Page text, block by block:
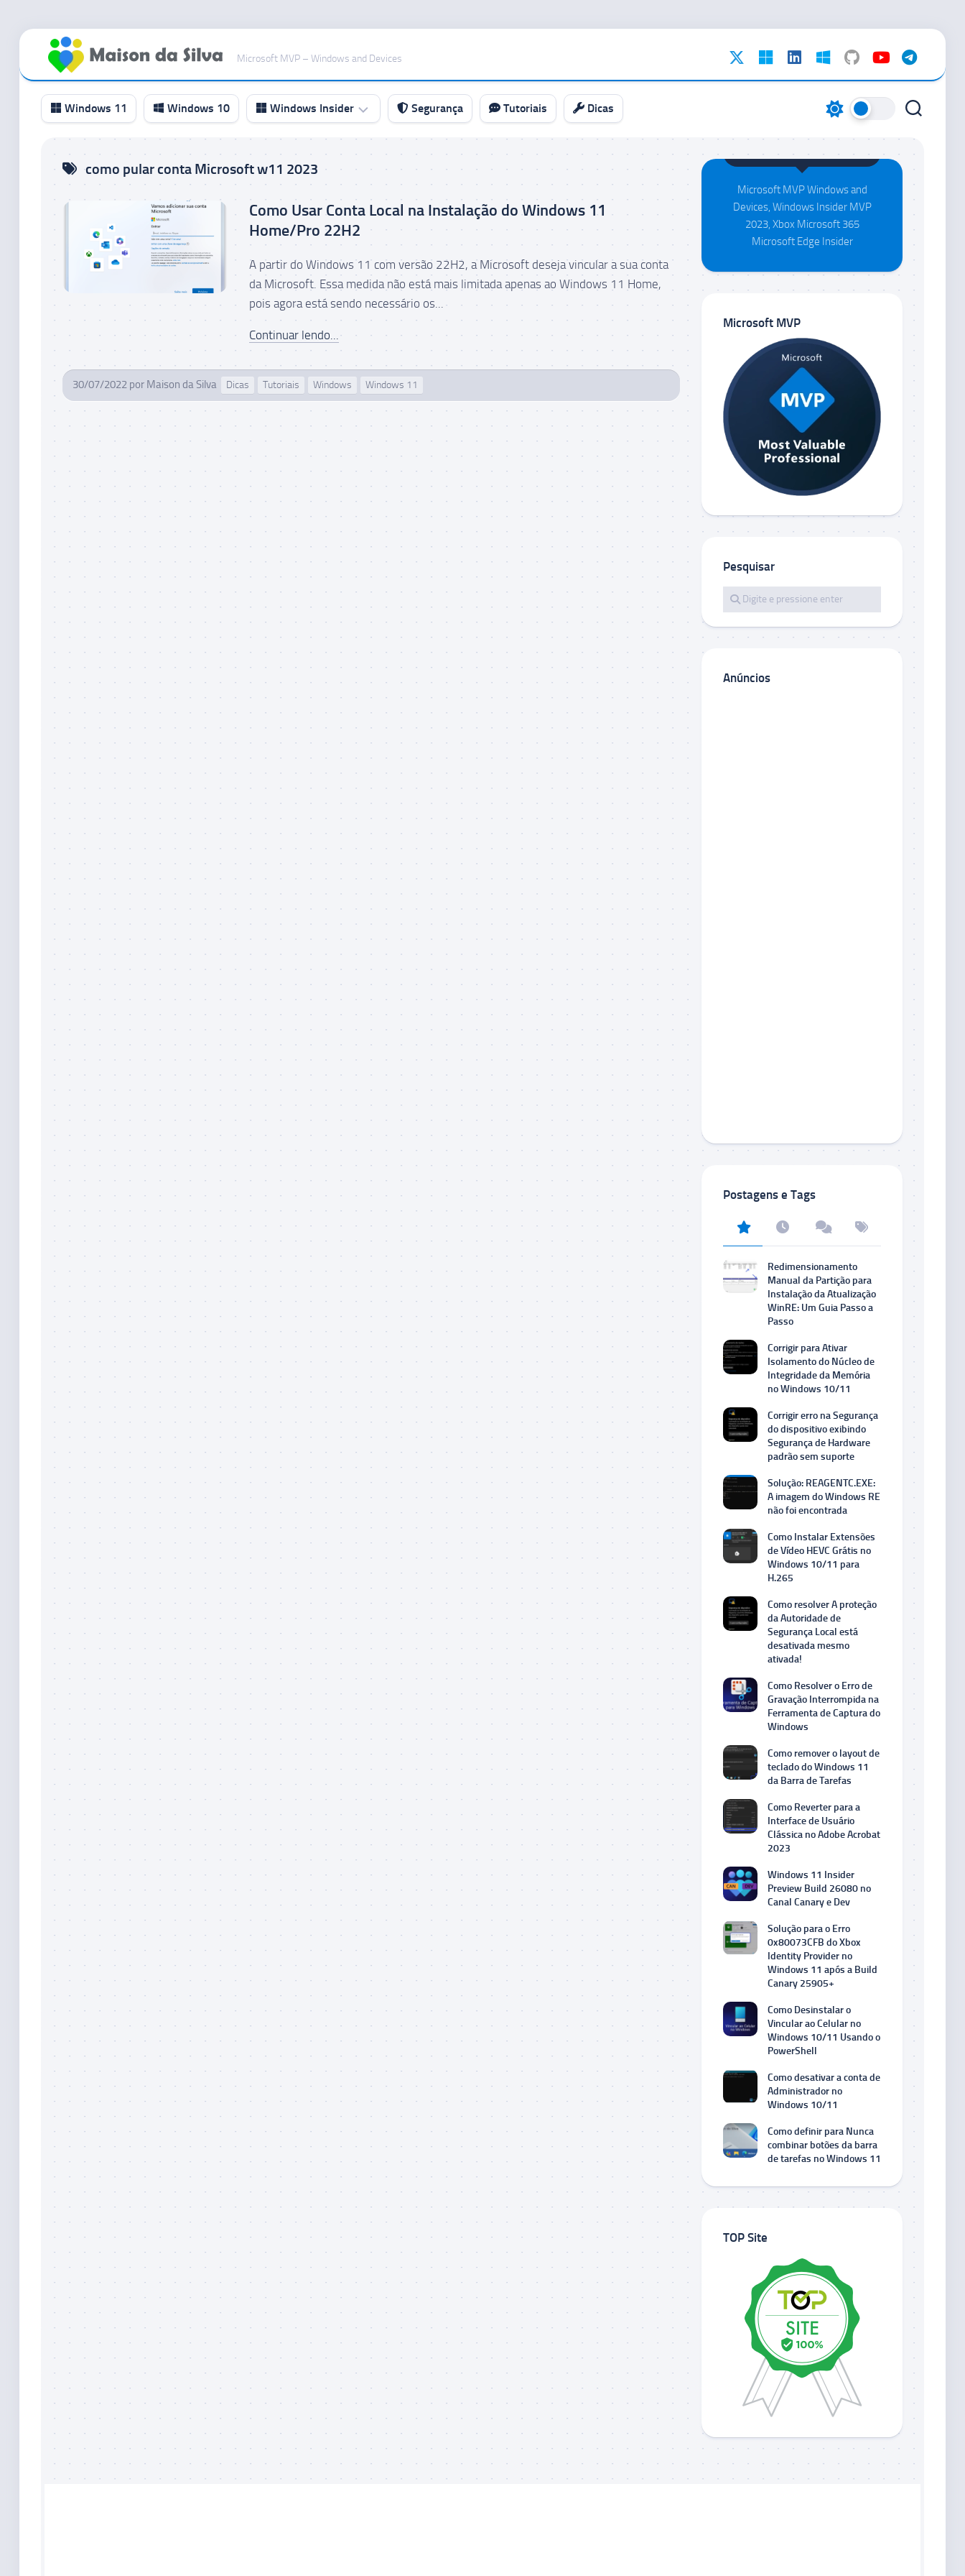
conteúdo
Microsoft MVP – Windows and Devices
Windows 11 Windows 10 Windows Insider
RP
Canal
Beta
Canal
Canal
Canary
Segurança Tutoriais Dicas
como pular conta Microsoft w11 2023
Como Usar Conta Local na Instalação do Windows 11
Home/Pro 22H2
A partir do Windows 11 com versão 22H2, a Microsoft deseja vincular a sua conta
da Microsoft. Essa medida não está mais limitada apenas ao Windows 11 Home,
pois agora está sendo necessário os...
Continuar lendo...
30/07/2022 por Maison da Silva Dicas Tutoriais Windows Windows 11
Maison da Silva
Microsoft MVP Windows and
Devices, Windows Insider MVP
2023, Xbox Microsoft 365
Microsoft Edge Insider
Microsoft MVP
Pesquisar
Anúncios
Postagens e Tags
Redimensionamento
Manual da Partição para
Instalação da Atualização
WinRE: Um Guia Passo a
Passo
Corrigir para Ativar
Isolamento do Núcleo de
Integridade da Memória
no Windows 10/11
Corrigir erro na Segurança
do dispositivo exibindo
Segurança de Hardware
padrão sem suporte
Solução: REAGENTC.EXE:
A imagem do Windows RE
não foi encontrada
Como Instalar Extensões
de Vídeo HEVC Grátis no
Windows 10/11 para
H.265
Como resolver A proteção
da Autoridade de
Segurança Local está
desativada mesmo
ativada!
Como Resolver o Erro de
Gravação Interrompida na
Ferramenta de Captura do
Windows
Como remover o layout de
teclado do Windows 11
da Barra de Tarefas
Como Reverter para a
Interface de Usuário
Clássica no Adobe Acrobat
2023
Windows 11 Insider
Preview Build 26080 no
Canal Canary e Dev
Solução para o Erro
0x80073CFB do Xbox
Identity Provider no
Windows 11 após a Build
Canary 25905+
Como Desinstalar o
Vincular ao Celular no
Windows 10/11 Usando o
PowerShell
Como desativar a conta de
Administrador no
Windows 10/11
Como definir para Nunca
combinar botões da barra
de tarefas no Windows 11
TOP Site